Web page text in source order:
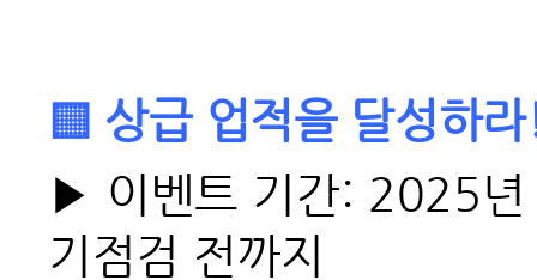
▒ 상급 업적을 달성하
▶ 이벤트 기간: 2025
기점검 전까지